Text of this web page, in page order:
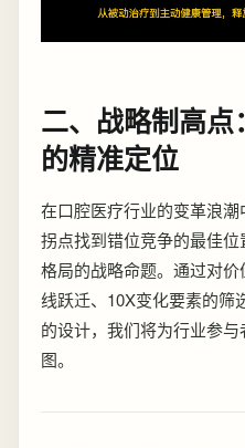
二、战略制高
的精准定位
在口腔医疗行业的变革浪
拐点找到错位竞争的最佳
格局的战略命题。通过对
线跃迁、10X变化要素的筛
的设计，我们将为行业参
图。